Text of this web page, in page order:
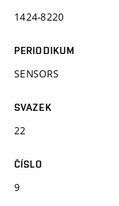
1424-8220
PERIODIKUM
SENSORS
SVAZEK
22
ČÍSLO
9